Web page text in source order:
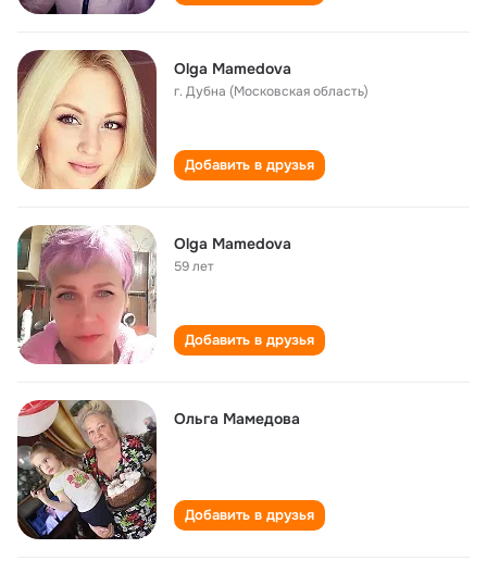
Olga Mamedova
г. Дубна (Московская область)
Добавить в друзья
Olga Mamedova
59 лет
Добавить в друзья
Ольга Мамедова
Добавить в друзья